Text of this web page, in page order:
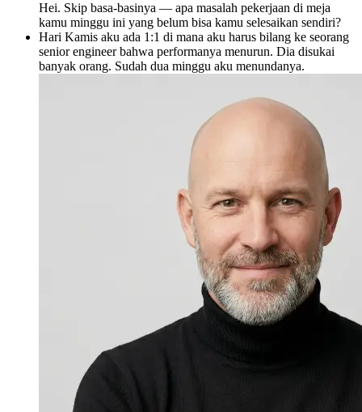
Hei. Skip basa-basinya — apa masalah pekerjaan di meja
kamu minggu ini yang belum bisa kamu selesaikan sendiri?
Hari Kamis aku ada 1:1 di mana aku harus bilang ke seorang
senior engineer bahwa performanya menurun. Dia disukai
banyak orang. Sudah dua minggu aku menundanya.